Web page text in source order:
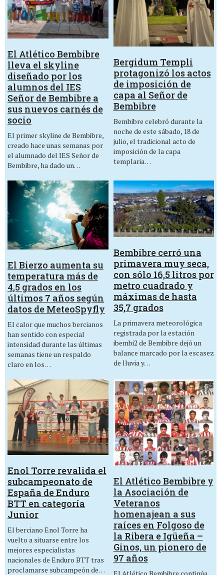
El Atlético Bembibre
lleva el skyline
diseñado por los
alumnos del IES
Señor de Bembibre a
sus nuevos carnés de
socio
El primer skyline de Bembibre,
creado hace unas semanas por
el alumnado del IES Señor de
Bembibre, ha dado un…
Bergidum Templi
protagonizó los actos
de imposición de
capa al Señor de
Bembibre
Bembibre celebró durante la
noche de este sábado, 18 de
julio, el tradicional acto de
imposición de la capa
templaria…
El Bierzo aumenta su
temperatura más de
4,5 grados en los
últimos 7 años según
datos de MeteoSpyfly
El calor que muchos bercianos
han sentido con especial
intensidad durante las últimas
semanas tiene un respaldo
claro en los…
Bembibre cerró una
primavera muy seca,
con sólo 16,5 litros por
metro cuadrado y
máximas de hasta
35,7 grados
La primavera meteorológica
registrada por la estación
ibembi2 de Bembibre dejó un
balance marcado por la escasez
de lluvia y…
Enol Torre revalida el
subcampeonato de
España de Enduro
BTT en categoría
Junior
El berciano Enol Torre ha
vuelto a situarse entre los
mejores especialistas
nacionales de Enduro BTT tras
proclamarse subcampeón de…
El Atlético Bembibre y
la Asociación de
Veteranos
homenajean a sus
raíces en Folgoso de
la Ribera e Igüeña –
Ginos, un pionero de
97 años